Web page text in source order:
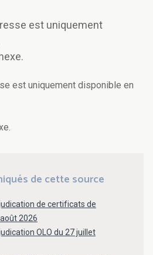
est uniquement
est uniquement disponible en
de cette source
de certificats de
2026
OLO du 27 juillet